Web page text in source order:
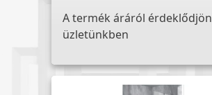
A termék áráról érdeklődjön
üzletünkben